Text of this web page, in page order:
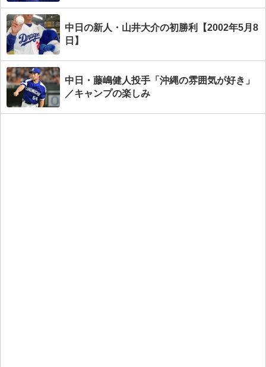
中日の新人・山井大介の初勝利【2002年5月8
日】
中日・藤嶋健人投手「沖縄の雰囲気が好き」
／キャンプの楽しみ